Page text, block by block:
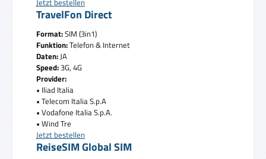
TravelFon Direct
Format:SIM (3in1)
Funktion:Telefon & Internet
Daten: JA
Speed:3G, 4G
Provider:
• Iliad Italia
• Telecom Italia S.p.A
• Vodafone Italia S.p.A.
• Wind Tre
Jetzt bestellen
ReiseSIM Global SIM